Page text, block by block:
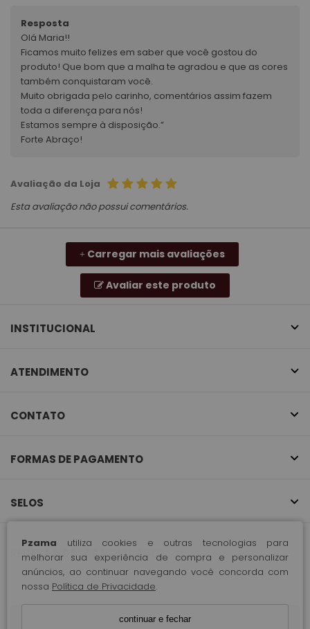
Pzama utiliza cookies e outras tecnologias para
melhorar sua experiência de compra e personalizar
anúncios, ao continuar navegando você concorda com
nossa Política de Privacidade.
continuar e fechar
Resposta
Olá Maria!!
Ficamos muito felizes em saber que você gostou do
produto! Que bom que a malha te agradou e que as cores
também conquistaram você.
Muito obrigada pelo carinho, comentários assim fazem
toda a diferença para nós!
Estamos sempre à disposição.”
Forte Abraço!
Avaliação da Loja
Esta avaliação não possui comentários.
+ Carregar mais avaliações
Avaliar este produto
INSTITUCIONAL
ATENDIMENTO
CONTATO
FORMAS DE PAGAMENTO
SELOS
RECEBA NOSSAS NOVIDADES
CADASTRE-SE